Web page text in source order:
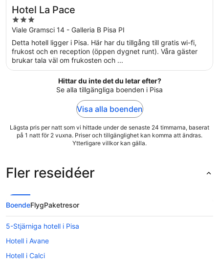
Hotel La Pace
3
out
of
5
Viale Gramsci 14 - Galleria B Pisa PI
Detta hotell ligger i Pisa. Här har du tillgång till gratis wi-fi,
frukost och en reception (öppen dygnet runt). Våra gäster
brukar tala väl om frukosten och ...
Hittar du inte det du letar efter?
Se alla tillgängliga boenden i Pisa
Visa alla boenden
Lägsta pris per natt som vi hittade under de senaste 24 timmarna, baserat
på 1 natt för 2 vuxna. Priser och tillgänglighet kan komma att ändras.
Ytterligare villkor kan gälla.
Fler reseidéer
BoendeFlygPaketresor
5-Stjärniga hotell i Pisa
Hotell i Avane
Hotell i Calci